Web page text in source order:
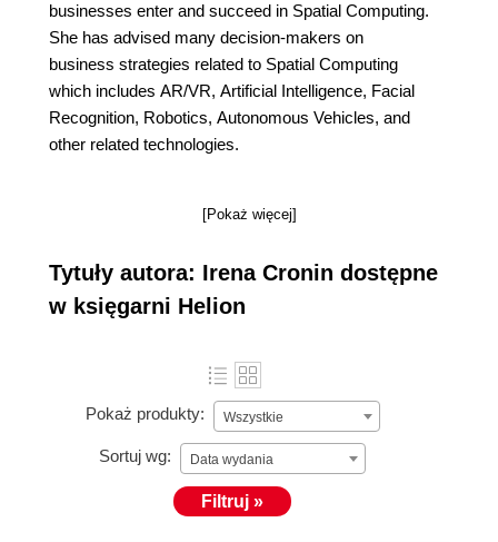
businesses enter and succeed in Spatial Computing.
She has advised many decision-makers on
business strategies related to Spatial Computing
which includes AR/VR, Artificial Intelligence, Facial
Recognition, Robotics, Autonomous Vehicles, and
other related technologies.
[Pokaż więcej]
Tytuły autora: Irena Cronin dostępne
w księgarni Helion
Pokaż produkty: Wszystkie
Sortuj wg: Data wydania
Filtruj »